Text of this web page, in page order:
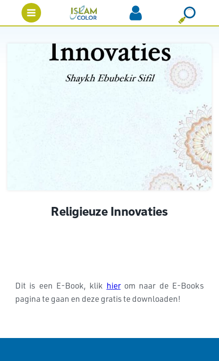
Religieuze Innovaties
Dit is een E-Book, klik hierom naar de E-Books
pagina te gaan en deze gratis te downloaden!